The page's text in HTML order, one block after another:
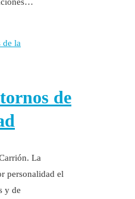
de
La
personalidad el
y de